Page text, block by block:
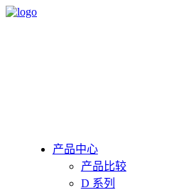
产品中心
产品比较
D 系列